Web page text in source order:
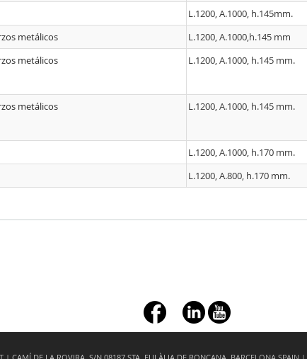
L.1200, A.1000, h.145mm.
metálicos L.1200, A.1000,h.145 mm
metálicos L.1200, A.1000, h.145 mm.
metálicos L.1200, A.1000, h.145 mm.
L.1200, A.1000, h.170 mm.
L.1200, A.800, h.170 mm.
+ç